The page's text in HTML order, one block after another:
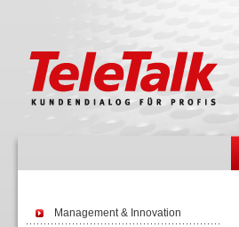
Management & Innovation